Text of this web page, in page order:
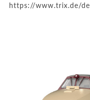
https://www.trix.de/de